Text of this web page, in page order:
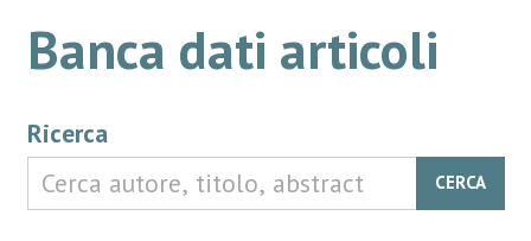
Banca dati articoli
Ricerca
CERCA